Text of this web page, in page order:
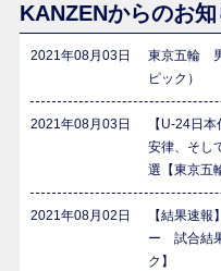
KANZENからのお
2021年08月03日
東京五輪
ピック）
2021年08月03日
【U-24日
安律、そし
選【東京五
2021年08月02日
【結果速
ー 試合結
ク】